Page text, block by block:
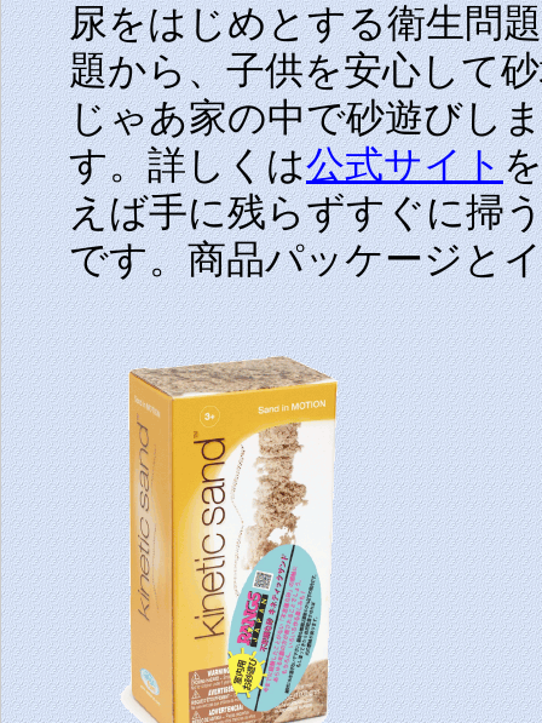
尿をはじめとする衛生問
題から、子供を安心して
じゃあ家の中で砂遊びし
す。詳しくは公式サイト
えば手に残らずすぐに掃
です。商品パッケージと